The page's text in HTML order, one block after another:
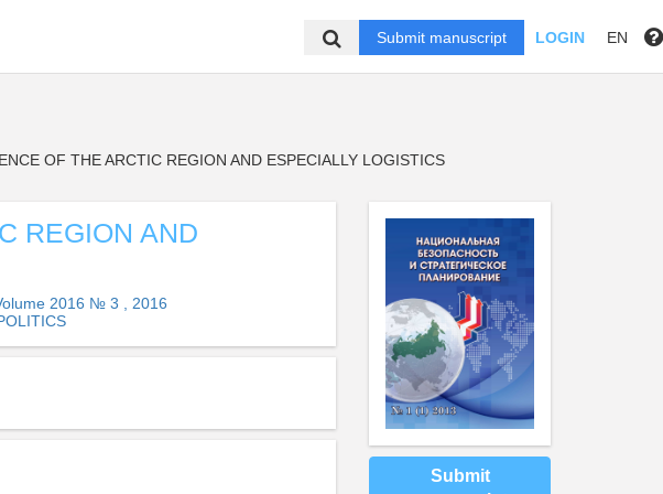
Submit manuscript LOGIN EN
OF THE ARCTIC REGION AND ESPECIALLY LOGISTICS
REGION AND
2016 № 3 , 2016
Submit